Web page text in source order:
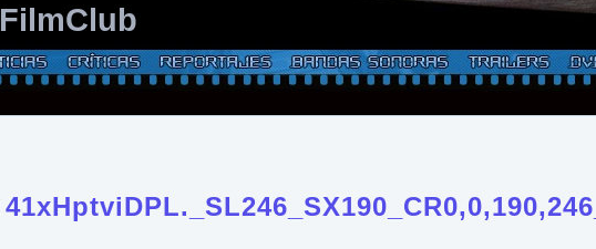
FilmClub
41xHptviDPL._SL246_SX190_CR0,0,190,246_